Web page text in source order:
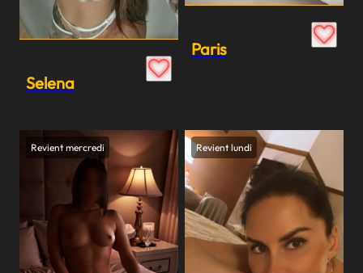
Selena
Paris
Revient mercredi Revient lundi